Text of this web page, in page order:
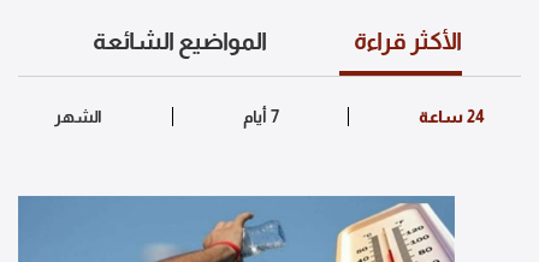
الأكثر قراءة المواضيع الشائعة